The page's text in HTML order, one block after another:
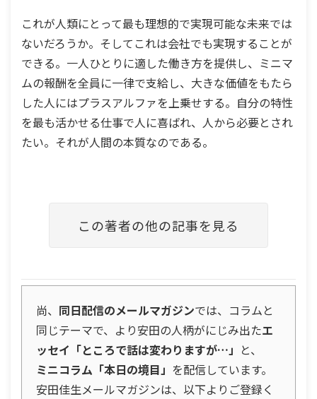
これが人類にとって最も理想的で実現可能な未来では
ないだろうか。そしてこれは会社でも実現することが
できる。一人ひとりに適した働き方を提供し、ミニマ
ムの報酬を全員に一律で支給し、大きな価値をもたら
した人にはプラスアルファを上乗せする。自分の特性
を最も活かせる仕事で人に喜ばれ、人から必要とされ
たい。それが人間の本質なのである。
この著者の他の記事を見る
尚、 同日配信のメールマガジンでは、コラムと
同じテーマで、より安田の人柄がにじみ出たエ
ッセイ「ところで話は変わりますが…」 と、
ミニコラム「本日の境目」 を配信しています。
安田佳生メールマガジンは、以下よりご登録く